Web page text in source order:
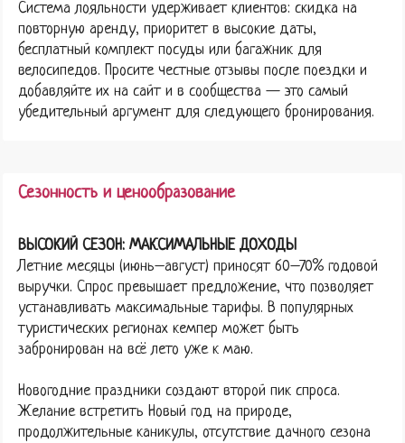
Система лояльности удерживает клиентов: скидка на
повторную аренду, приоритет в высокие даты,
бесплатный комплект посуды или багажник для
велосипедов. Просите честные отзывы после поездки и
добавляйте их на сайт и в сообщества — это самый
убедительный аргумент для следующего бронирования.
Сезонность и ценообразование
ВЫСОКИЙ СЕЗОН: МАКСИМАЛЬНЫЕ ДОХОДЫ
Летние месяцы (июнь–август) приносят 60–70% годовой
выручки. Спрос превышает предложение, что позволяет
устанавливать максимальные тарифы. В популярных
туристических регионах кемпер может быть
забронирован на всё лето уже к маю.
Новогодние праздники создают второй пик спроса.
Желание встретить Новый год на природе,
продолжительные каникулы, отсутствие дачного сезона